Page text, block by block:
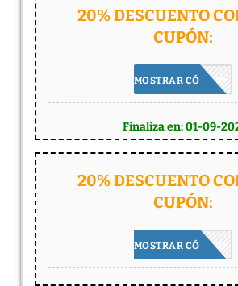
20% DESCUENTO
CUPÓN:
HOT20
MOSTRAR CÓDIGO
Finaliza en: 01-09-
20% DESCUENTO
CUPÓN:
COMP20
MOSTRAR CÓDIGO